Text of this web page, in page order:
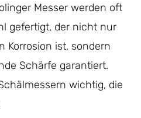
Messer werden oft
gefertigt, der nicht nur
Korrosion ist, sondern
Schärfe garantiert.
wichtig, die